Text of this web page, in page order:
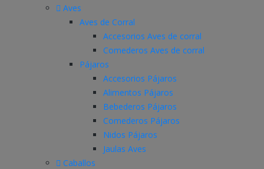
Aves
Aves de Corral
Accesorios Aves de corral
Comederos Aves de corral
Pájaros
Accesorios Pájaros
Alimentos Pájaros
Bebederos Pájaros
Comederos Pájaros
Nidos Pájaros
Jaulas Aves
Caballos